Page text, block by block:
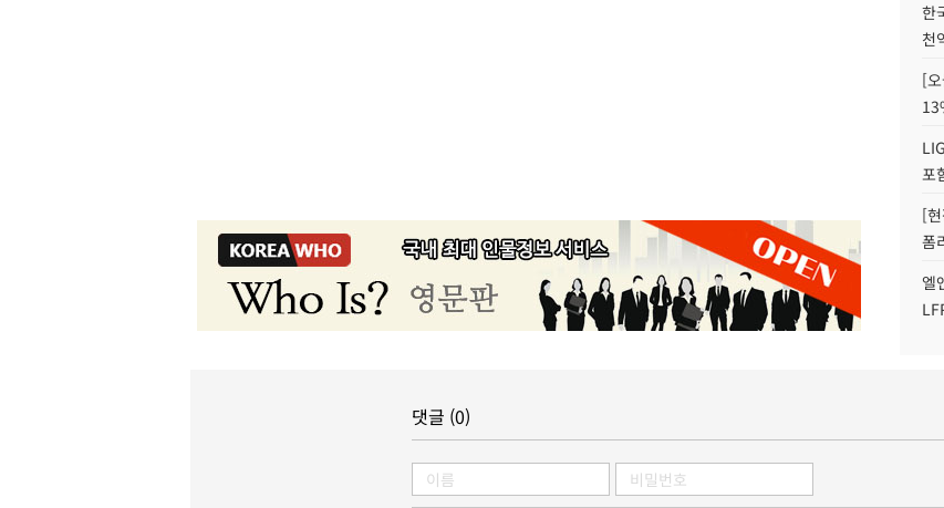
한
천
[
포
[
폼
엘
댓글 (0)